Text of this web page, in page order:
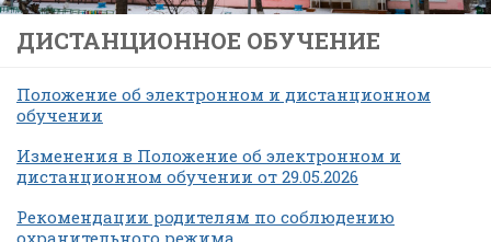
ДИСТАНЦИОННОЕ ОБУЧЕНИЕ
Положение об электронном и дистанционном
обучении
Изменения в Положение об электронном и
дистанционном обучении от 29.05.2026
Рекомендации родителям по соблюдению